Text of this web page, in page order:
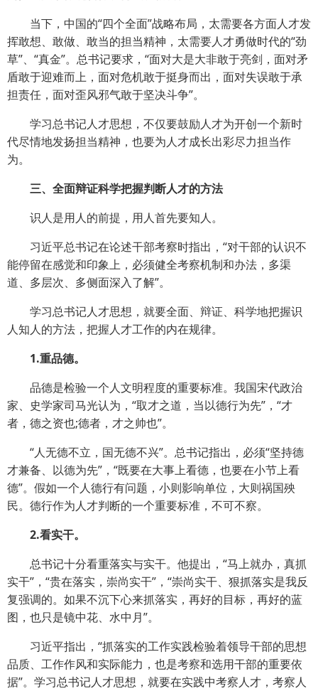
当下，中国的“四个全面”战略布局，太需要各方面人才发
挥敢想、敢做、敢当的担当精神，太需要人才勇做时代的“劲
草”、“真金”。总书记要求，“面对大是大非敢于亮剑，面对矛
盾敢于迎难而上，面对危机敢于挺身而出，面对失误敢于承
担责任，面对歪风邪气敢于坚决斗争”。
学习总书记人才思想，不仅要鼓励人才为开创一个新时
代尽情地发扬担当精神，也要为人才成长出彩尽力担当作
为。
三、全面辩证科学把握判断人才的方法
识人是用人的前提，用人首先要知人。
习近平总书记在论述干部考察时指出，“对干部的认识不
能停留在感觉和印象上，必须健全考察机制和办法，多渠
道、多层次、多侧面深入了解”。
学习总书记人才思想，就要全面、辩证、科学地把握识
人知人的方法，把握人才工作的内在规律。
1.重品德。
品德是检验一个人文明程度的重要标准。我国宋代政治
家、史学家司马光认为，“取才之道，当以德行为先”，“才
者，德之资也;德者，才之帅也”。
“人无德不立，国无德不兴”。总书记指出，必须“坚持德
才兼备、以德为先”，“既要在大事上看德，也要在小节上看
德”。假如一个人德行有问题，小则影响单位，大则祸国殃
民。德行作为人才判断的一个重要标准，不可不察。
2.看实干。
总书记十分看重落实与实干。他提出，“马上就办，真抓
实干”，“贵在落实，崇尚实干”，“崇尚实干、狠抓落实是我反
复强调的。如果不沉下心来抓落实，再好的目标，再好的蓝
图，也只是镜中花、水中月”。
习近平指出，“抓落实的工作实践检验着领导干部的思想
品质、工作作风和实际能力，也是考察和选用干部的重要依
据”。学习总书记人才思想，就要在实践中考察人才，考察人